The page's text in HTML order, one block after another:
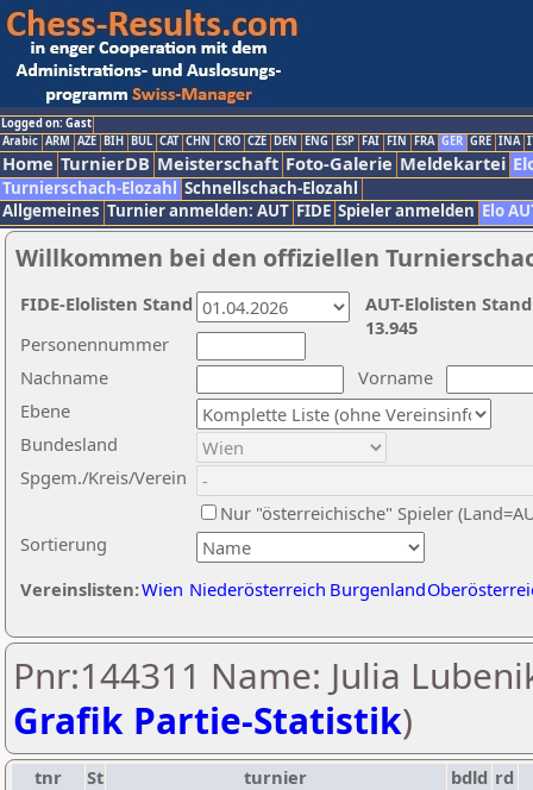
Logged on: Gast
Arabic ARM AZE BIH BUL CAT CHN CRO CZE DEN ENG ESP FAI FIN FRA GER GRE INA
Home TurnierDB Meisterschaft Foto-Galerie Meldekartei
Turnierschach-Elozahl Schnellschach-Elozahl
Allgemeines Turnier anmelden: AUT FIDE Spieler anmelden Elo
Willkommen bei den offiziellen
Nachname
Vorname
Ebene
Sortierung
Personennummer
Bundesland
Spgem./Kreis/Verein
Nur "österreichische" Spieler
Vereinslisten:Wien Niederösterreich Burgenland
AUT-Elolisten
13.945
FIDE-Elolisten Stand
Pnr:144311 Name: Julia
Grafik Partie-Statistik)
tnr St turnier bdld rd